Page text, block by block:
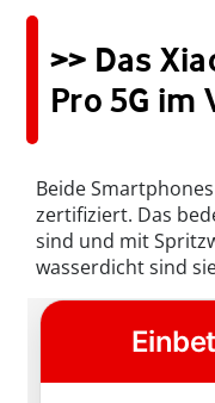
>> Das
Pro 5G im
Beide
zertifiziert. Das
sind und mit
wasserdicht sind